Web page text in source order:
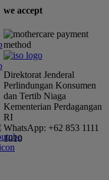
we accept
Direktorat Jenderal
Perlindungan Konsumen
dan Tertib Niaga
Kementerian Perdagangan
RI
WhatsApp: +62 853 1111
1010